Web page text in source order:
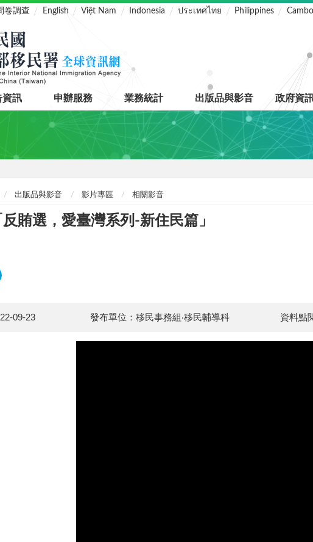
卷調查 English Việt Nam Indonesia ประเทศไทย Philippines
資訊 申辦服務 業務統計 出版品與影音 政府資
出版品與影音 影片專區 相關影音
賄選，愛臺灣系列-新住民篇」
09-23 發布單位：移民事務組‧移民輔導科 資料點